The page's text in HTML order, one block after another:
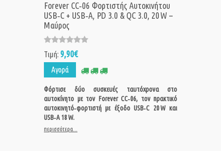
Forever CC‑06 Φορτιστής Αυτοκινήτου
USB‑C + USB‑A, PD 3.0 & QC 3.0, 20 W –
Μαύρος
Τιμή: 9,90€
Αγορά
Φόρτισε δύο συσκευές ταυτόχρονα στο
αυτοκίνητο με τον Forever CC‑06, τον πρακτικό
αυτοκινητό‑φορτιστή με έξοδο USB‑C 20 W και
USB‑A 18 W.
περισσότερα...